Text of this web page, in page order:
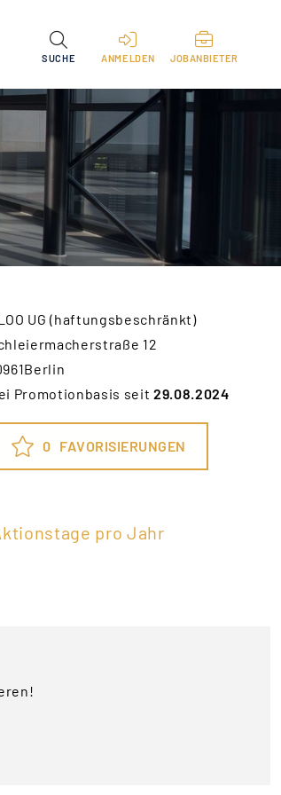
SUCHE ANMELDEN JOBANBIETER
UG (haftungsbeschränkt)
12
Promotionbasis seit29.08.2024
0 FAVORISIERUNGEN
pro Jahr